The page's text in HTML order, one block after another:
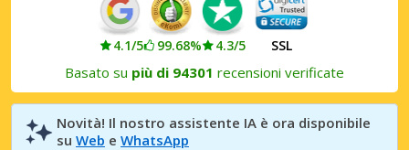
4.1/5 99.68% 4.3/5 SSL
Basato su più di 94301 recensioni verificate
Novità! Il nostro assistente IA è ora disponibile
su Web e WhatsApp